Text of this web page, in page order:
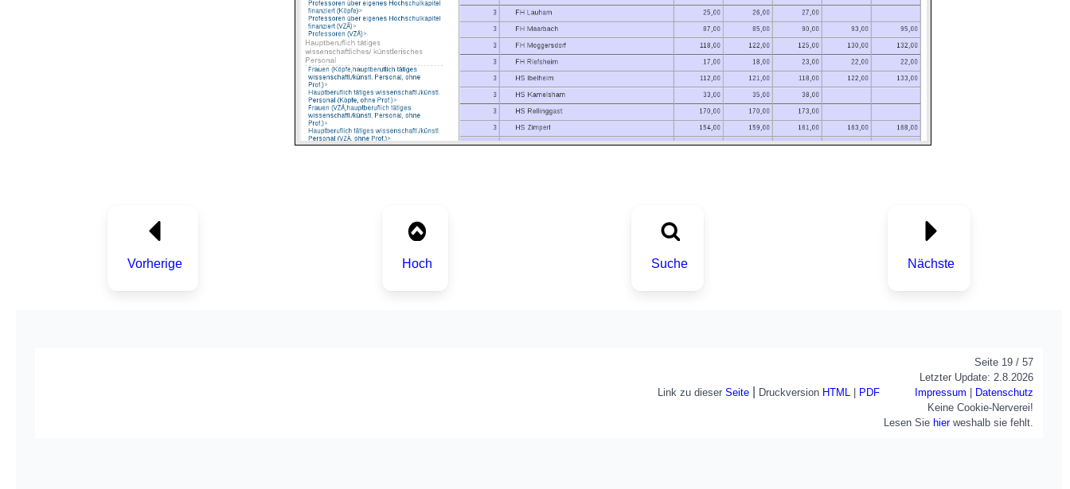
Vorherige Hoch Suche Nächste
Link zu dieser Seite Druckversion HTML PDF
Seite 19 / 57
Letzter Update: 2.8.2026
Impressum
Datenschutz
Keine Cookie-Nerverei!
Lesen Sie hierweshalb sie fehlt.